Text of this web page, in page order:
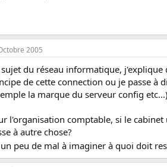
2005
du réseau informatique,
de cette connection ou je passe à
la marque du serveur config
l'organisation comptable, si le
à autre chose?
un peu de mal à imaginer à quoi doit